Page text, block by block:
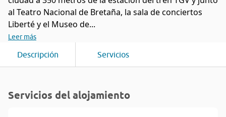
al Teatro Nacional de Bretaña, la sala de conciertos
Liberté y el Museo de...
Leer más
Descripción Servicios
Servicios del alojamiento